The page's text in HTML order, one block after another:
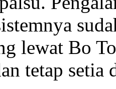
lewat Bo
tetap